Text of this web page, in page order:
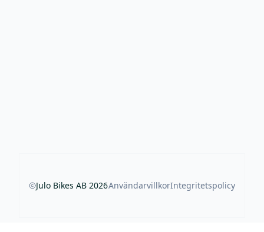
Julo Bikes AB 2026AnvändarvillkorIntegritetspolicy